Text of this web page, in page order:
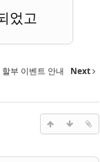
었고
.
부 이벤트 안내 Next